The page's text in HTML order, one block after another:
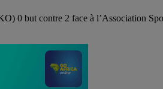
0 but contre 2 face à l’Association